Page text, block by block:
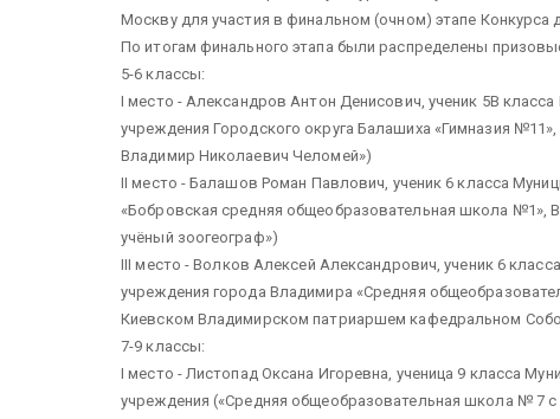
Москву для участия в финальном (очном) этапе
По итогам финального этапа были распределены
5-6 классы:
I место - Александров Антон Денисович, ученик 5В
учреждения Городского округа Балашиха «Гимназия
Владимир Николаевич Челомей»)
II место - Балашов Роман Павлович, ученик 6 класса
«Бобровская средняя общеобразовательная школа
учёный зоогеограф»)
III место - Волков Алексей Александрович, ученик 6
учреждения города Владимира «Средняя
Киевском Владимирском патриаршем кафедральном
7-9 классы:
I место - Листопад Оксана Игоревна, ученица 9 класса
учреждения («Средняя общеобразовательная школа № 7